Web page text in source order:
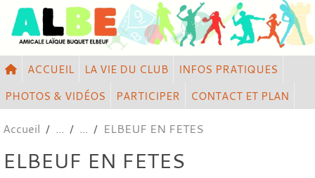
ACCUEIL LA VIE DU CLUB
INFOS PRATIQUES
PHOTOS & VIDÉOS
PARTICIPER CONTACT ET PLAN
Accueil ELBEUF EN FETES
ELBEUF EN FETES
Panneau de gestion des cookies